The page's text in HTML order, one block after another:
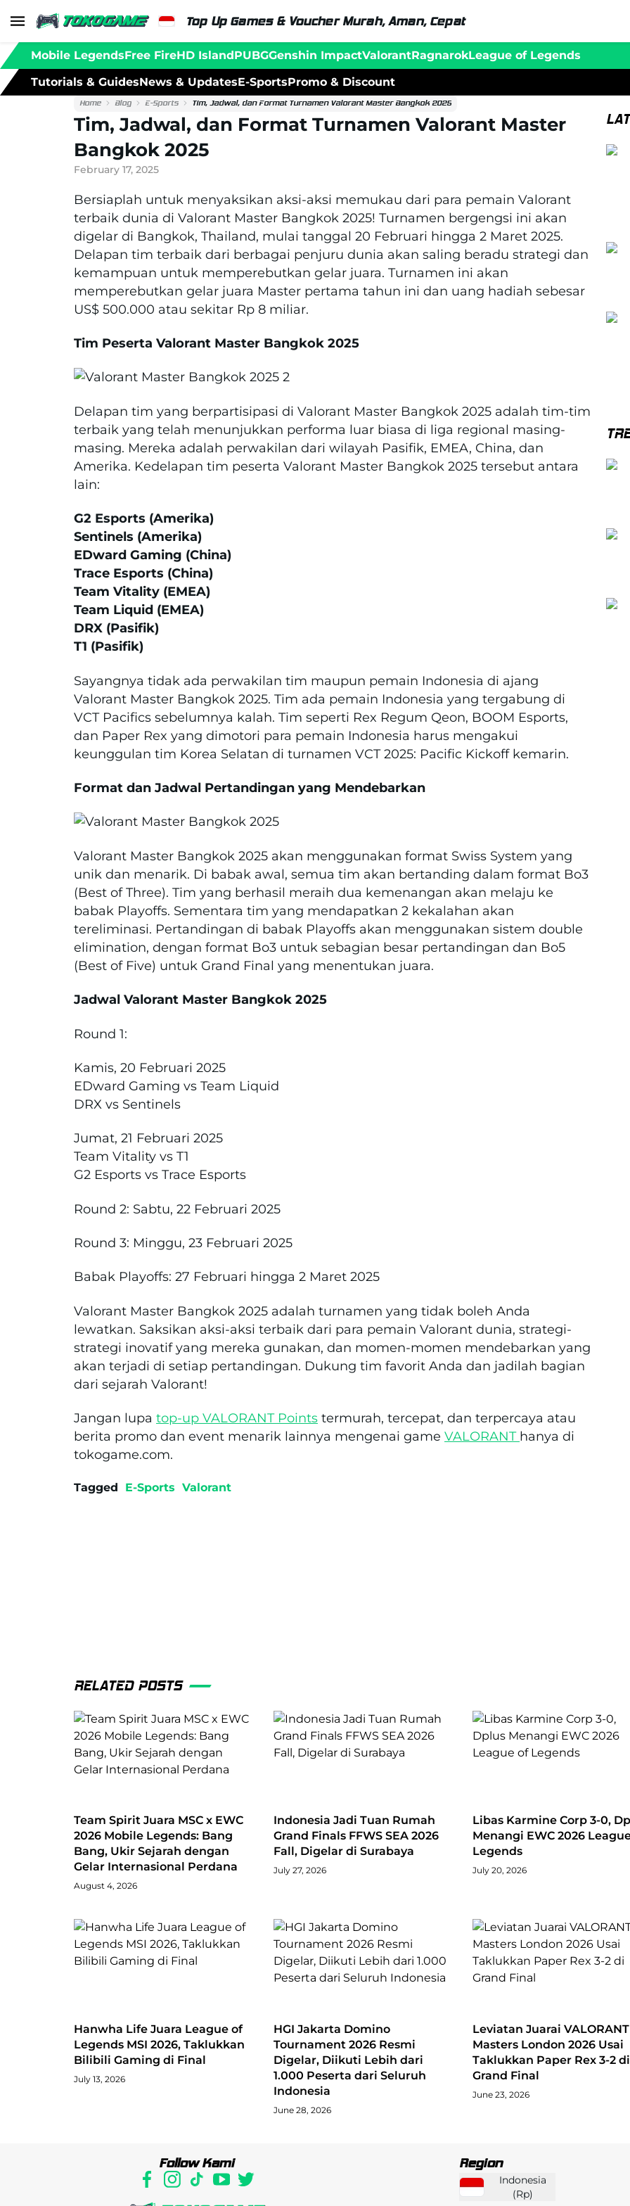
Top Up Games & Voucher Murah, Aman, Cepat
Mobile LegendsFree FireHD IslandPUBGGenshin ImpactValorantRagnarokLeague of Legends
Tutorials & GuidesNews & UpdatesE-SportsPromo & Discount
Home Blog E-Sports Tim, Jadwal, dan Format Turnamen Valorant Master Bangkok 2025
Tim, Jadwal, dan Format Turnamen Valorant Master
Bangkok 2025
February 17, 2025
Bersiaplah untuk menyaksikan aksi-aksi memukau dari para pemain Valorant
terbaik dunia di Valorant Master Bangkok 2025! Turnamen bergengsi ini akan
digelar di Bangkok, Thailand, mulai tanggal 20 Februari hingga 2 Maret 2025.
Delapan tim terbaik dari berbagai penjuru dunia akan saling beradu strategi dan
kemampuan untuk memperebutkan gelar juara. Turnamen ini akan
memperebutkan gelar juara Master pertama tahun ini dan uang hadiah sebesar
US$ 500.000 atau sekitar Rp 8 miliar.
Tim Peserta Valorant Master Bangkok 2025
Delapan tim yang berpartisipasi di Valorant Master Bangkok 2025 adalah tim-tim
terbaik yang telah menunjukkan performa luar biasa di liga regional masing-
masing. Mereka adalah perwakilan dari wilayah Pasifik, EMEA, China, dan
Amerika. Kedelapan tim peserta Valorant Master Bangkok 2025 tersebut antara
lain:
G2 Esports (Amerika)
Sentinels (Amerika)
EDward Gaming (China)
Trace Esports (China)
Team Vitality (EMEA)
Team Liquid (EMEA)
DRX (Pasifik)
T1 (Pasifik)
Sayangnya tidak ada perwakilan tim maupun pemain Indonesia di ajang
Valorant Master Bangkok 2025. Tim ada pemain Indonesia yang tergabung di
VCT Pacifics sebelumnya kalah. Tim seperti Rex Regum Qeon, BOOM Esports,
dan Paper Rex yang dimotori para pemain Indonesia harus mengakui
keunggulan tim Korea Selatan di turnamen VCT 2025: Pacific Kickoff kemarin.
Format dan Jadwal Pertandingan yang Mendebarkan
Valorant Master Bangkok 2025 akan menggunakan format Swiss System yang
unik dan menarik. Di babak awal, semua tim akan bertanding dalam format Bo3
(Best of Three). Tim yang berhasil meraih dua kemenangan akan melaju ke
babak Playoffs. Sementara tim yang mendapatkan 2 kekalahan akan
tereliminasi. Pertandingan di babak Playoffs akan menggunakan sistem double
elimination, dengan format Bo3 untuk sebagian besar pertandingan dan Bo5
(Best of Five) untuk Grand Final yang menentukan juara.
Jadwal Valorant Master Bangkok 2025
Round 1:
Kamis, 20 Februari 2025
EDward Gaming vs Team Liquid
DRX vs Sentinels
Jumat, 21 Februari 2025
Team Vitality vs T1
G2 Esports vs Trace Esports
Round 2: Sabtu, 22 Februari 2025
Round 3: Minggu, 23 Februari 2025
Babak Playoffs: 27 Februari hingga 2 Maret 2025
Valorant Master Bangkok 2025 adalah turnamen yang tidak boleh Anda
lewatkan. Saksikan aksi-aksi terbaik dari para pemain Valorant dunia, strategi-
strategi inovatif yang mereka gunakan, dan momen-momen mendebarkan yang
akan terjadi di setiap pertandingan. Dukung tim favorit Anda dan jadilah bagian
dari sejarah Valorant!
Jangan lupa top-up VALORANT Points termurah, tercepat, dan terpercaya atau
berita promo dan event menarik lainnya mengenai game VALORANT hanya di
tokogame.com.
Tagged E-Sports Valorant
RELATED POSTS
Team Spirit Juara MSC x EWC
2026 Mobile Legends: Bang
Bang, Ukir Sejarah dengan
Gelar Internasional Perdana
August 4, 2026
Indonesia Jadi Tuan Rumah
Grand Finals FFWS SEA 2026
Fall, Digelar di Surabaya
July 27, 2026
Libas Karmine Corp 3-0,
Menangi EWC 2026
Legends
July 20, 2026
Hanwha Life Juara League of
Legends MSI 2026, Taklukkan
Bilibili Gaming di Final
July 13, 2026
HGI Jakarta Domino
Tournament 2026 Resmi
Digelar, Diikuti Lebih dari
1.000 Peserta dari Seluruh
Indonesia
June 28, 2026
Leviatan Juarai VALORANT
Masters London 2026 Usai
Taklukkan Paper Rex 3-2 di
Grand Final
June 23, 2026
Follow Kami Region
Indonesia
(Rp)